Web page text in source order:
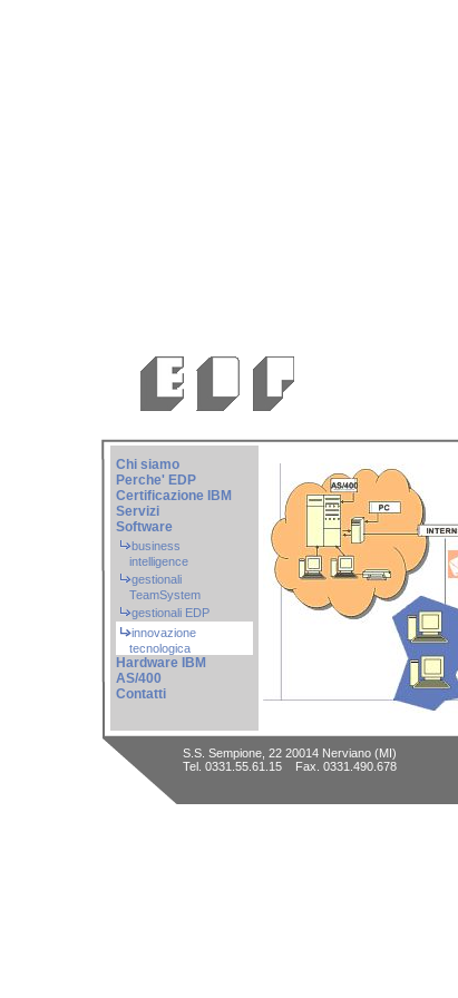
Chi siamo
Perche' EDP
Certificazione IBM
Servizi
Software
business
intelligence
gestionali
TeamSystem
gestionali EDP
innovazione
tecnologica
Hardware IBM
AS/400
Contatti
S.S. Sempione, 22 20014 Nerviano (MI)
Tel. 0331.55.61.15 Fax. 0331.490.678